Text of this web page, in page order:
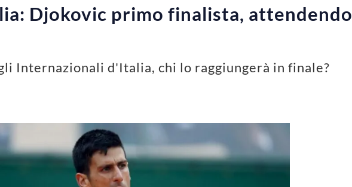
Djokovic primo finalista, attendendo
Internazionali d'Italia, chi lo raggiungerà in finale?